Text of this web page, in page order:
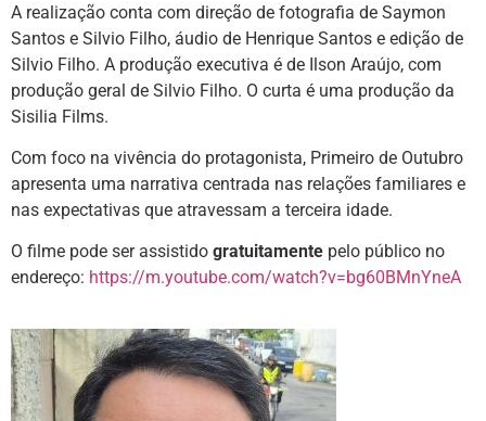
A realização conta com direção de fotografia de Saymon
Santos e Silvio Filho, áudio de Henrique Santos e edição de
Silvio Filho. A produção executiva é de Ilson Araújo, com
produção geral de Silvio Filho. O curta é uma produção da
Sisilia Films.
Com foco na vivência do protagonista, Primeiro de Outubro
apresenta uma narrativa centrada nas relações familiares e
nas expectativas que atravessam a terceira idade.
O filme pode ser assistido gratuitamente pelo público no
endereço: https://m.youtube.com/watch?v=bg60BMnYneA